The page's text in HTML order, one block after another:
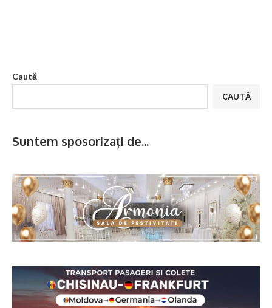
Caută
CAUTĂ
Suntem sposorizați de...